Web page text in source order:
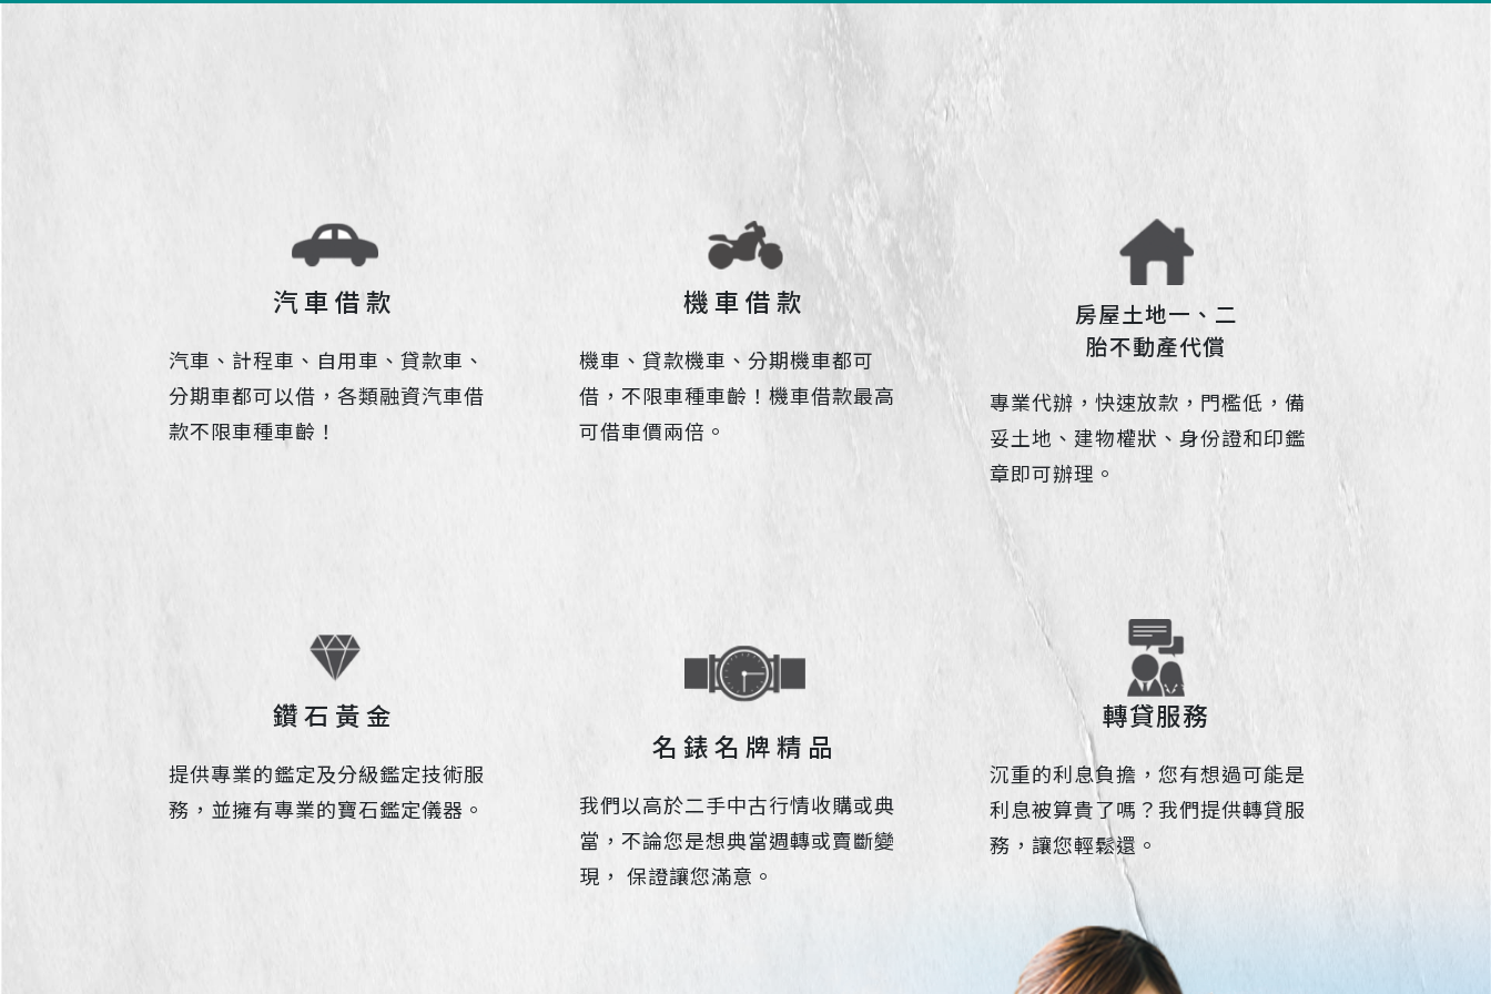
汽車借款
汽車、計程車、自用車、貸款車、
分期車都可以借，各類融資汽車借
款不限車種車齡！
機車借款
機車、貸款機車、分期機車都可
借，不限車種車齡！機車借款最高
可借車價兩倍。
房屋土地一、二
胎不動產代償
專業代辦，快速放款，門檻低，備
妥土地、建物權狀、身份證和印鑑
章即可辦理。
鑽石黃金
提供專業的鑑定及分級鑑定技術服
務，並擁有專業的寶石鑑定儀器。
名錶名牌精品
我們以高於二手中古行情收購或典
當，不論您是想典當週轉或賣斷變
現， 保證讓您滿意。
轉貸服務
沉重的利息負擔，您有想過可能是
利息被算貴了嗎？我們提供轉貸服
務，讓您輕鬆還。